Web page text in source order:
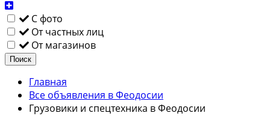
С фото
От частных лиц
От магазинов
Поиск
Главная
Все объявления в Феодосии
Грузовики и спецтехника в Феодосии